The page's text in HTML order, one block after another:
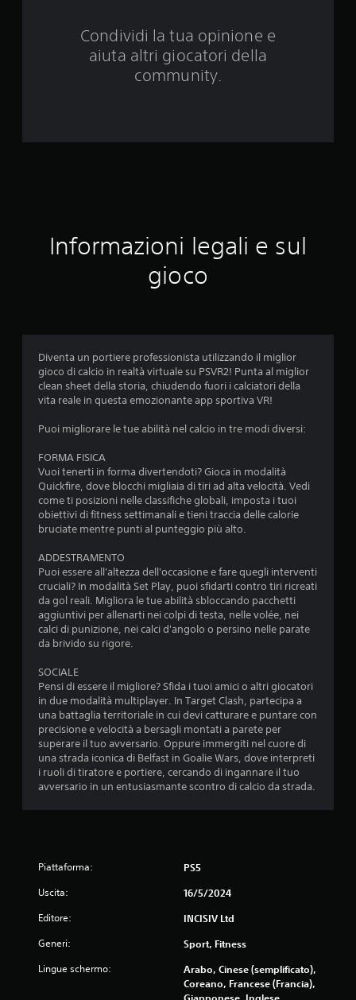
u
z
i
o
n
Condividi la tua opinione e
aiuta altri giocatori della
community.
Informazioni legali e sul
gioco
Diventa un portiere professionista utilizzando il miglior
gioco di calcio in realtà virtuale su PSVR2! Punta al miglior
clean sheet della storia, chiudendo fuori i calciatori della
vita reale in questa emozionante app sportiva VR!
Puoi migliorare le tue abilità nel calcio in tre modi diversi:
FORMA FISICA
Vuoi tenerti in forma divertendoti? Gioca in modalità
Quickfire, dove blocchi migliaia di tiri ad alta velocità. Vedi
come ti posizioni nelle classifiche globali, imposta i tuoi
obiettivi di fitness settimanali e tieni traccia delle calorie
bruciate mentre punti al punteggio più alto.
ADDESTRAMENTO
Puoi essere all'altezza dell'occasione e fare quegli interventi
cruciali? In modalità Set Play, puoi sfidarti contro tiri ricreati
da gol reali. Migliora le tue abilità sbloccando pacchetti
aggiuntivi per allenarti nei colpi di testa, nelle volée, nei
calci di punizione, nei calci d'angolo o persino nelle parate
da brivido su rigore.
SOCIALE
Pensi di essere il migliore? Sfida i tuoi amici o altri giocatori
in due modalità multiplayer. In Target Clash, partecipa a
una battaglia territoriale in cui devi catturare e puntare con
precisione e velocità a bersagli montati a parete per
superare il tuo avversario. Oppure immergiti nel cuore di
una strada iconica di Belfast in Goalie Wars, dove interpreti
i ruoli di tiratore e portiere, cercando di ingannare il tuo
avversario in un entusiasmante scontro di calcio da strada.
Piattaforma: PS5
Uscita: 16/5/2024
Editore: INCISIV Ltd
Generi: Sport, Fitness
Lingue schermo:
Arabo, Cinese (semplificato),
Coreano, Francese (Francia),
Giapponese, Inglese,